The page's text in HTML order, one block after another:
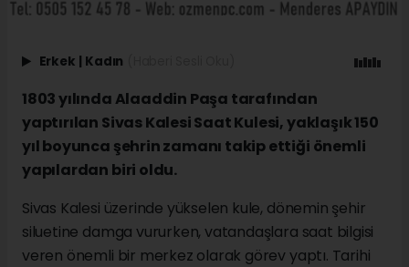
Erkek | Kadın
1803 yılında Alaaddin Paşa tarafından
yaptırılan Sivas Kalesi Saat Kulesi, yaklaşık 150
yıl boyunca şehrin zamanı takip ettiği önemli
yapılardan biri oldu.
Sivas Kalesi üzerinde yükselen kule, dönemin şehir
siluetine damga vururken, vatandaşlara saat bilgisi
veren önemli bir merkez olarak görev yaptı. Tarihi